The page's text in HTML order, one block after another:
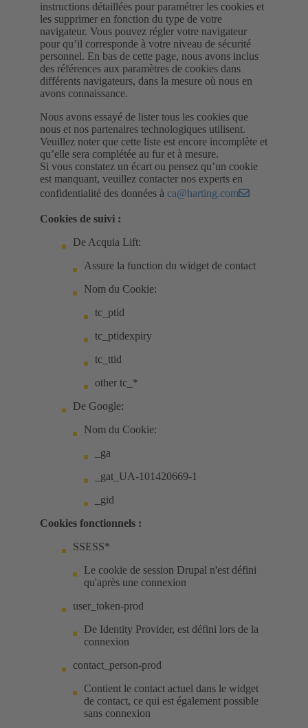
instructions détaillées pour paramétrer les cookies et
les supprimer en fonction du type de votre
navigateur. Vous pouvez régler votre navigateur
pour qu’il corresponde à votre niveau de sécurité
personnel. En bas de cette page, nous avons inclus
des références aux paramètres de cookies dans
différents navigateurs, dans la mesure où nous en
avons connaissance.
Nous avons essayé de lister tous les cookies que
nous et nos partenaires technologiques utilisent.
Veuillez noter que cette liste est encore incomplète et
qu’elle sera complétée au fur et à mesure.
Si vous constatez un écart ou pensez qu’un cookie
est manquant, veuillez contacter nos experts en
confidentialité des données à ca@harting.com
Cookies de suivi :
De Acquia Lift:
Assure la function du widget de contact
Nom du Cookie:
tc_ptid
tc_ptidexpiry
tc_ttid
other tc_*
De Google:
Nom du Cookie:
_ga
_gat_UA-101420669-1
_gid
Cookies fonctionnels :
SSESS*
Le cookie de session Drupal n'est défini
qu'après une connexion
user_token-prod
De Identity Provider, est défini lors de la
connexion
contact_person-prod
Contient le contact actuel dans le widget
de contact, ce qui est également possible
sans connexion